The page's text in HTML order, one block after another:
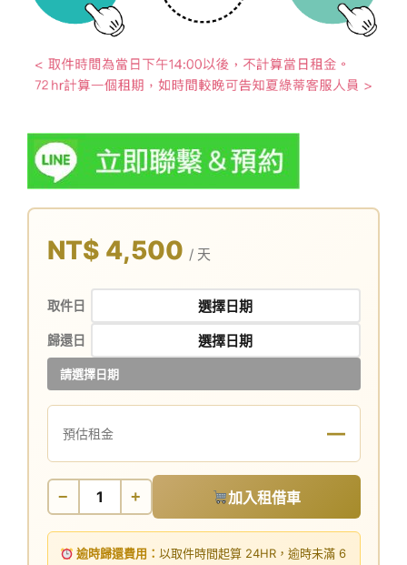
NT$ 4,500 / 天
取件日
歸還日
請選擇日期
預估租金 —
− + 加入租借車
逾時歸還費用：以取件時間起算 24HR，逾時未滿 6